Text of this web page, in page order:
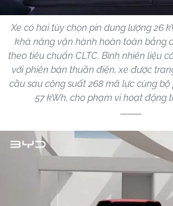
Xe có hai tùy chọn pin dung lượng 26
khả năng vận hành hoàn toàn bằng
theo tiêu chuẩn CLTC. Bình nhiên liệu
với phiên bản thuần điện, xe được
cầu sau công suất 268 mã lực cùng bộ
57 kWh, cho phạm vi hoạt động